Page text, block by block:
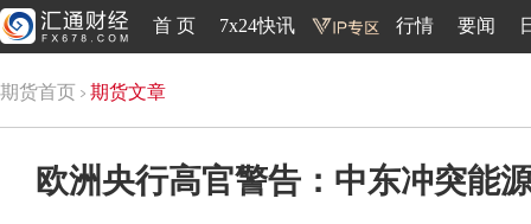
首 页 7x24快讯 行情 要闻
期货首页 期货文章
欧洲央行高官警告：中东冲突能